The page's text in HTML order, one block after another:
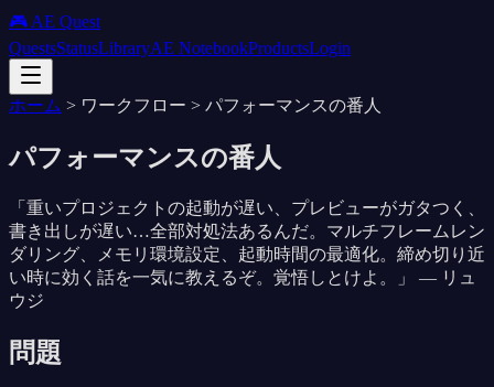
🎮 AE Quest
QuestsStatusLibraryAE NotebookProductsLogin
ホーム > ワークフロー > パフォーマンスの番人
パフォーマンスの番人
「 重いプロジェクトの起動が遅い、プレビューがガタつく、
書き出しが遅い…全部対処法あるんだ。マルチフレームレン
ダリング、メモリ環境設定、起動時間の最適化。締め切り近
い時に効く話を一気に教えるぞ。覚悟しとけよ。
」 — リュ
ウジ
問題